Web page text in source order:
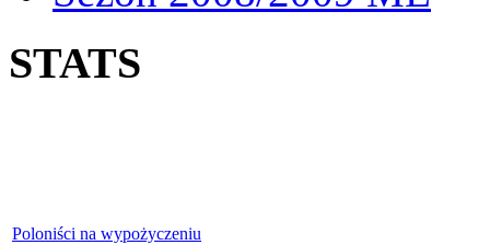
STATS
Poloniści na wypożyczeniu